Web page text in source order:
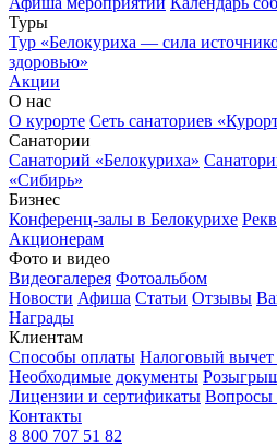
Туры
Тур «Белокуриха — сила
здоровью»
Акции
О нас
О курорте Сеть санаториев
Санатории
Санаторий «Белокуриха»
«Сибирь»
Бизнес
Конференц-залы в Белокурихе
Акционерам
Фото и видео
Видеогалерея Фотоальбом
Новости Афиша Статьи Отзывы
Награды
Клиентам
Способы оплаты Налоговый вычет
Необходимые документы
Лицензии и сертификаты Вопросы
Контакты
8 800 707 51 82